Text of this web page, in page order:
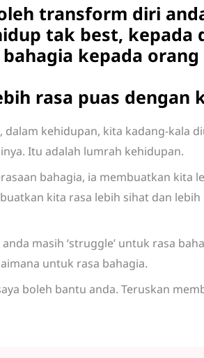
transform diri
tak best, kepada
kepada orang
rasa puas dengan
kehidupan, kita kadang-kala
Itu adalah lumrah kehidupan.
bahagia, ia membuatkan kita
kita rasa lebih sihat dan
masih ‘struggle’ untuk rasa
untuk rasa bahagia.
boleh bantu anda. Teruskan